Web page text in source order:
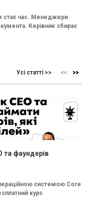
стає час. Менеджери
Керівник збирає
Усі статті >>
та фаундерів
системою Core
курс